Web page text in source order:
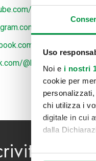
Uso
Noi e i nostri
cookie per
chi utilizza i
digitale in cui
dalla
Con il tuo
user/
@bonometti_caravan
alla